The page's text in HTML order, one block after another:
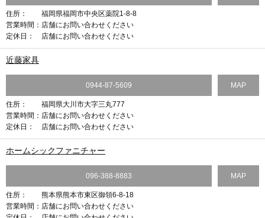
住所：
福岡県福岡市中央区薬院1-8-8
営業時間： 店舗にお問い合わせください
定休日：
店舗にお問い合わせください
近藤家具
0944-87-5609 MAP
住所：
福岡県大川市大字三丸777
営業時間： 店舗にお問い合わせください
定休日：
店舗にお問い合わせください
ホームシックファニチャー
096-388-8883 MAP
住所：
熊本県熊本市東区御領6-8-18
営業時間： 店舗にお問い合わせください